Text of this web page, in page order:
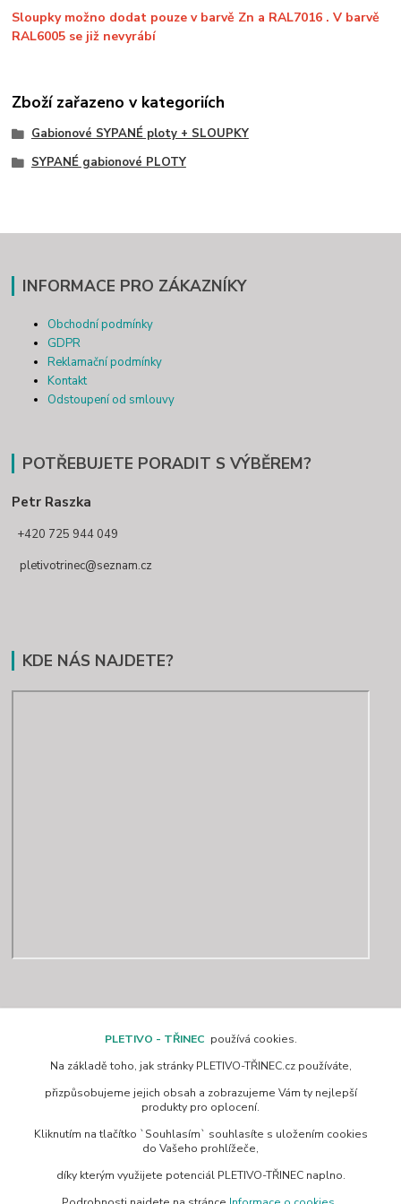
Sloupky možno dodat pouze v barvě Zn a RAL7016 . V barvě
RAL6005 se již nevyrábí
Zboží zařazeno v kategoriích
Gabionové SYPANÉ ploty + SLOUPKY
SYPANÉ gabionové PLOTY
INFORMACE PRO ZÁKAZNÍKY
Obchodní podmínky
GDPR
Reklamační podmínky
Kontakt
Odstoupení od smlouvy
POTŘEBUJETE PORADIT S VÝBĚREM?
Petr Raszka
+420 725 944 049
pletivotrinec@seznam.cz
KDE NÁS NAJDETE?
www.pletivo-trinec.cz
Raszka Petr
+420 725 944 049
Denně 10.00–21.00 hod
pletivotrinec@seznam.cz
PLETIVO - TŘINEC používá cookies.
Na základě toho, jak stránky PLETIVO-TŘINEC.cz používáte,
přizpůsobujeme jejich obsah a zobrazujeme Vám ty nejlepší
produkty pro oplocení.
Kliknutím na tlačítko `Souhlasím` souhlasíte s uložením cookies
do Vašeho prohlížeče,
díky kterým využijete potenciál PLETIVO-TŘINEC naplno.